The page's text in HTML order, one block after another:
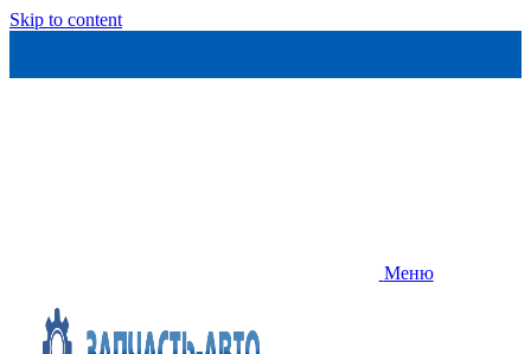
Skip to content
Меню